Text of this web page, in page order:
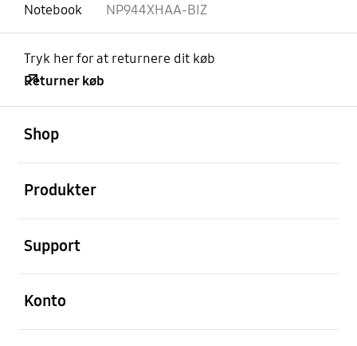
Notebook
NP944XHAA-BIZ
Tryk her for at returnere dit køb
Returner køb
Shop
Produkter
Support
Konto